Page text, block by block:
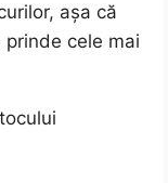
așa că
cele mai